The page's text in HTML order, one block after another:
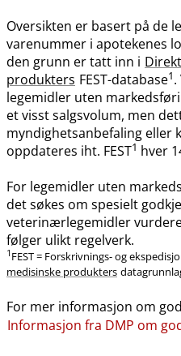
Oversikten er basert på de
varenummer i apotekenes
den grunn er tatt inn i
produkters FEST-database1
legemidler uten
et visst salgsvolum, men
myndighetsanbefaling eller
oppdateres iht. FEST1 hver
For legemidler uten
det søkes om spesielt
veterinærlegemidler
følger ulikt regelverk.
1 FEST = Forskrivnings- og
medisinske produkters
For mer informasjon om
Informasjon fra DMP om